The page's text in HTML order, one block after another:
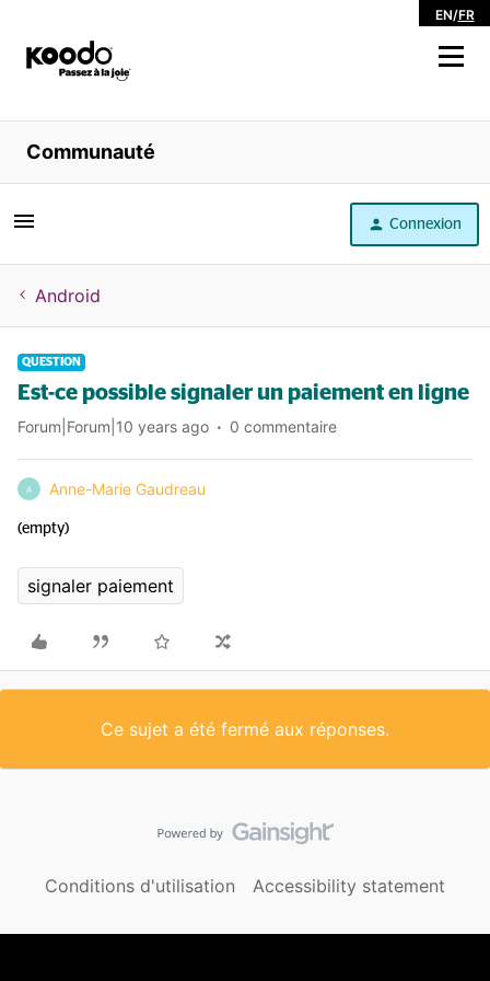
EN/FR
Magasiner
Libre service
Aide
Communauté
Connexion
Android
QUESTION
Est-ce possible signaler un paiement en ligne
Forum|Forum|10 years ago 0 commentaire
A Anne-Marie Gaudreau
(empty)
signaler paiement
Ce sujet a été fermé aux réponses.
Conditions d'utilisation Accessibility statement